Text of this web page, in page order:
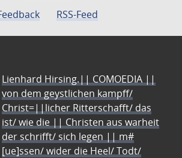
RSS-Feed
Lienhard Hirsing.|| COMOEDIA ||
von dem geystlichen kampff/
Christ=||licher Ritterschafft/ das
ist/ wie die || Christen aus warheit
der schrifft/ sich legen || m#
[ue]ssen/ wider die Heel/ Todt/